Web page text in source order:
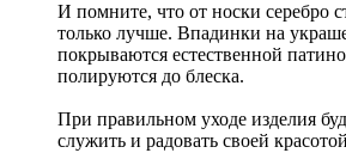
И помните, что от носки серебро
только лучше. Впадинки на
покрываются естественной
полируются до блеска.
При правильном уходе изделия
служить и радовать своей